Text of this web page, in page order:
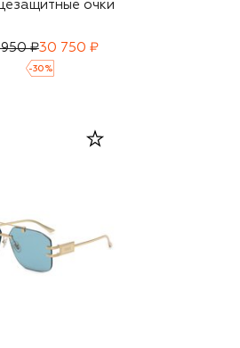
очки
₽30 750 ₽
-30 %